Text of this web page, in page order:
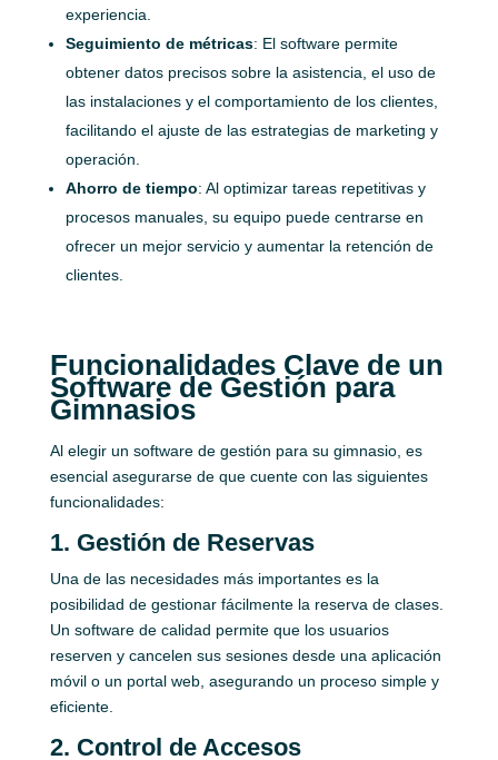
experiencia.
Seguimiento de métricas: El software permite
obtener datos precisos sobre la asistencia, el uso de
las instalaciones y el comportamiento de los clientes,
facilitando el ajuste de las estrategias de marketing y
operación.
Ahorro de tiempo: Al optimizar tareas repetitivas y
procesos manuales, su equipo puede centrarse en
ofrecer un mejor servicio y aumentar la retención de
clientes.
Funcionalidades Clave de un
Software de Gestión para
Gimnasios
Al elegir un software de gestión para su gimnasio, es
esencial asegurarse de que cuente con las siguientes
funcionalidades:
1. Gestión de Reservas
Una de las necesidades más importantes es la
posibilidad de gestionar fácilmente la reserva de clases.
Un software de calidad permite que los usuarios
reserven y cancelen sus sesiones desde una aplicación
móvil o un portal web, asegurando un proceso simple y
eficiente.
2. Control de Accesos